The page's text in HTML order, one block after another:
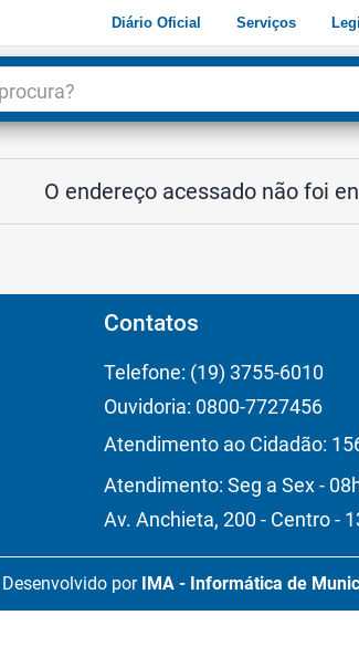
Diário Oficial Serviços
O endereço acessado não foi
Contatos
Telefone: (19) 3755-6010
Ouvidoria: 0800-7727456
Atendimento ao Cidadão:
Atendimento: Seg a Sex -
Av. Anchieta, 200 - Centro -
Desenvolvido por IMA - Informática de